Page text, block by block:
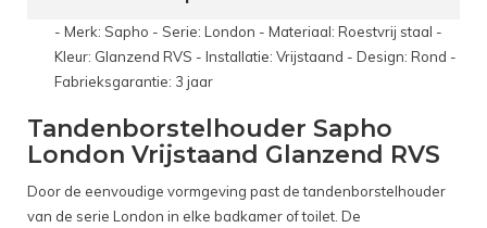
- Merk: Sapho - Serie: London - Materiaal: Roestvrij staal -
Kleur: Glanzend RVS - Installatie: Vrijstaand - Design: Rond -
Fabrieksgarantie: 3 jaar
Tandenborstelhouder Sapho
London Vrijstaand Glanzend RVS
Door de eenvoudige vormgeving past de tandenborstelhouder
van de serie London in elke badkamer of toilet. De